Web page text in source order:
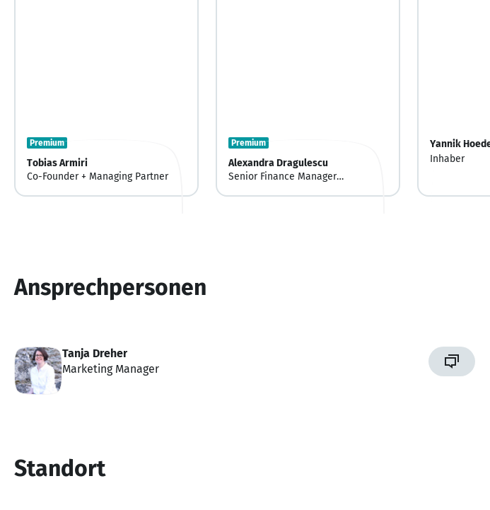
Premium
Tobias Armiri
Co-Founder + Managing Partner
Premium
Alexandra Dragulescu
Senior Finance Manager
Yannik
Inhaber
Ansprechpersonen
Tanja Dreher
Marketing Manager
Standort